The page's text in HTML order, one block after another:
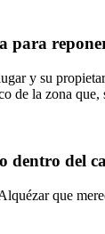
para
y su
de la zona que,
dentro del
que